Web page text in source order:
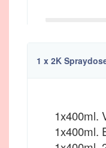
1 x 2K
1x400ml.
1x400ml.